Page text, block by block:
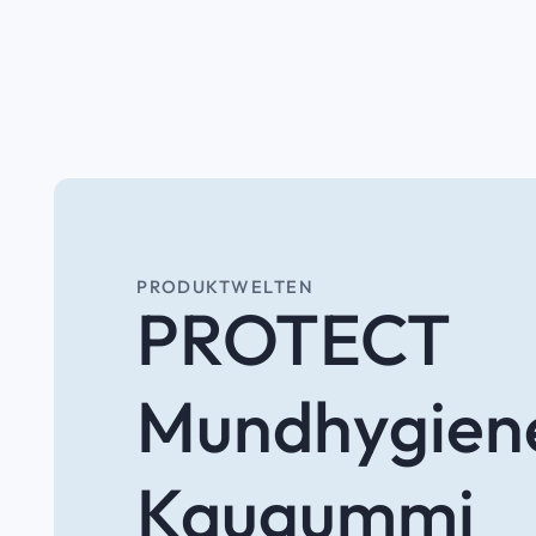
PRODUKTWELTEN
PROTECT
Kaugummi